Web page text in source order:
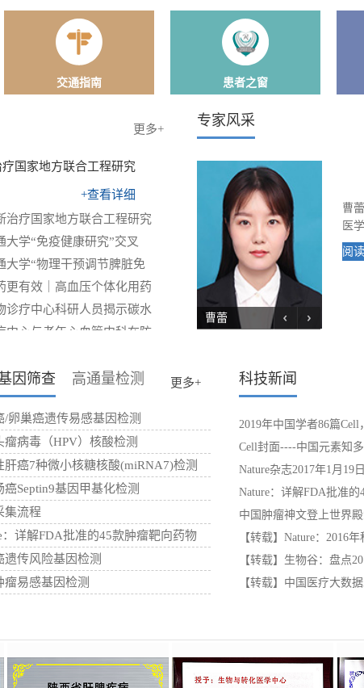
交通指南 患者之窗
更多+
国家地方联合工程研究
+查看详细
治疗国家地方联合工程研究
大学“免疫健康研究”交叉
大学“物理干预调节脾脏免
更有效｜高血压个体化用药
诊疗中心科研人员揭示碳水
中心与老年心血管内科在防
专家风采
肿瘤学博士、特长：代谢性
疾病、神经退行性疾病
阅读详细内容
曹蕾
曹
医
阅
因筛查 高通量检测 更多+
/卵巢癌遗传易感基因检测
瘤病毒（HPV）核酸检测
肝癌7种微小核糖核酸(miRNA7)检测
癌Septin9基因甲基化检测
集流程
：详解FDA批准的45款肿瘤靶向药物
遗传风险基因检测
瘤易感基因检测
科技新闻
2019年中国学者86篇Cell
Cell封面----中国元素知多
Nature杂志2017年1月19
Nature：详解FDA批准
中国肿瘤神文登上世界
子144.
【转载】Nature：2016
【转载】生物谷：盘点
性研究
【转载】中国医疗大数